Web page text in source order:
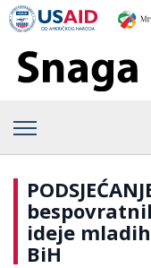
ideje
BiH